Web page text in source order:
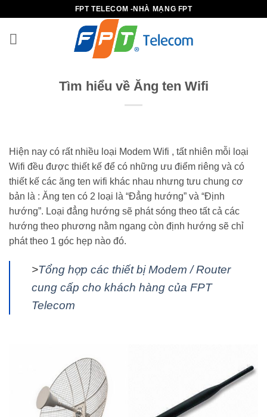
nội
FPT TELECOM -NHÀ MẠNG FPT
Tìm hiểu về Ăng ten Wifi
Hiện nay có rất nhiều loại Modem Wifi , tất nhiên mỗi loại
Wifi đều được thiết kế để có những ưu điểm riêng và có
thiết kế các ăng ten wifi khác nhau nhưng tưu chung cơ
bản là : Ăng ten có 2 loại là “Đẳng hướng” và “Định
hướng”. Loại đẳng hướng sẽ phát sóng theo tất cả các
hướng theo phương nằm ngang còn định hướng sẽ chỉ
phát theo 1 góc hẹp nào đó.
>Tổng hợp các thiết bị Modem / Router
cung cấp cho khách hàng của FPT
Telecom